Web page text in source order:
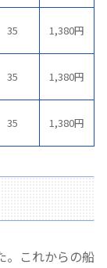
35 1,380円
35 1,380円
35 1,380円
。これからの船